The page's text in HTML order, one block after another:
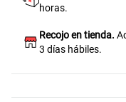
horas.
Recojo en tienda.
3 días hábiles.